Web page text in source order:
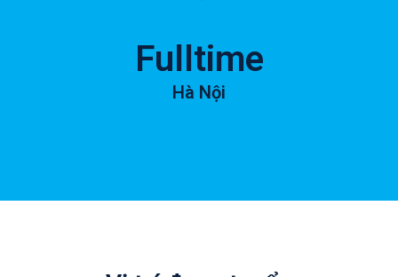
Fulltime
Hà Nội